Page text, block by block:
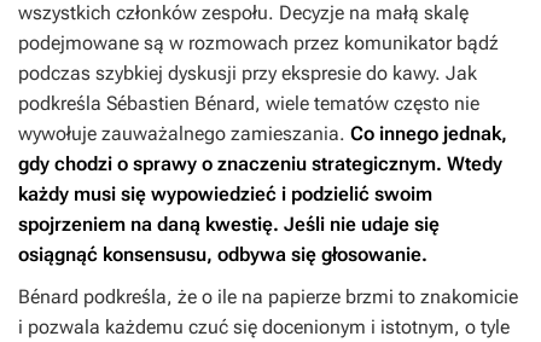
wszystkich członków zespołu. Decyzje na małą skalę
podejmowane są w rozmowach przez komunikator bądź
podczas szybkiej dyskusji przy ekspresie do kawy. Jak
podkreśla Sébastien Bénard, wiele tematów często nie
wywołuje zauważalnego zamieszania. Co innego jednak,
gdy chodzi o sprawy o znaczeniu strategicznym. Wtedy
każdy musi się wypowiedzieć i podzielić swoim
spojrzeniem na daną kwestię. Jeśli nie udaje się
osiągnąć konsensusu, odbywa się głosowanie.
Bénard podkreśla, że o ile na papierze brzmi to znakomicie
i pozwala każdemu czuć się docenionym i istotnym, o tyle